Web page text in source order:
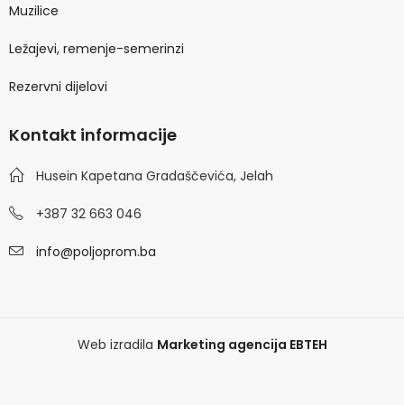
Muzilice
Ležajevi, remenje-semerinzi
Rezervni dijelovi
Kontakt informacije
Husein Kapetana Gradaščevića, Jelah
+387 32 663 046
info@poljoprom.ba
Web izradila Marketing agencija EBTEH